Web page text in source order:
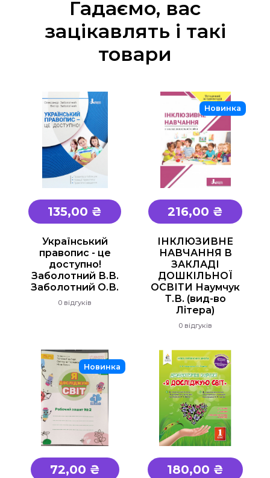
Гадаємо, вас
зацікавлять і такі
товари
135,00 ₴
Український
правопис - це
доступно!
Заболотний В.В.
Заболотний О.В.
0 відгуків
Новинка
216,00 ₴
ІНКЛЮЗИВНЕ
НАВЧАННЯ В
ЗАКЛАДІ
ДОШКІЛЬНОЇ
ОСВІТИ Наумчук
Т.В. (вид-во
Літера)
0 відгуків
Новинка
72,00 ₴ 180,00 ₴